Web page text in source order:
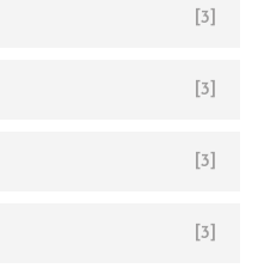
[3]
[3]
[3]
[3]